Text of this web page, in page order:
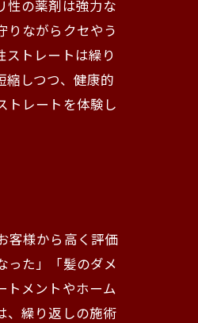
性の薬剤は強力な
りながらクセやう
トレートは繰り
しつつ、健康的
トレートを体験し
客様から高く評価
った」「髪のダメ
トメントやホーム
、繰り返しの施術